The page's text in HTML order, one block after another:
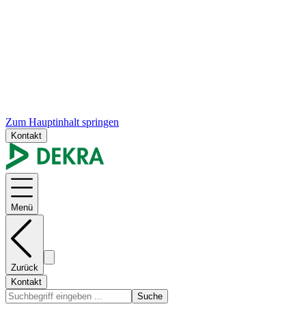
Zum Hauptinhalt springen
Kontakt
Menü
Zurück
Kontakt
Suche